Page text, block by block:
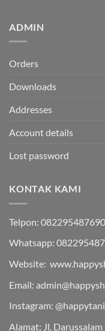
ADMIN
Orders
Downloads
Addresses
Account details
Lost password
KONTAK KAMI
Telpon: 082295487690
Whatsapp:
Website:
Email:
Instagram:
Alamat: Jl.